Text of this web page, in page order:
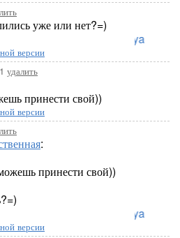
уже или нет?=)
Loreleya
версии
удалить
принести свой))
версии
:
принести свой))
Loreleya
версии